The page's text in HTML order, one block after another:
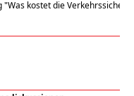
"Was kostet die